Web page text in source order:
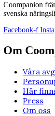
Coompanion
svenska
Facebook-f
Om
Våra
Här
Press
Om oss